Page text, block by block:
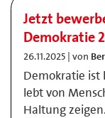
Jetzt
Demokratie
26.11.2025 | von
Demokratie ist
lebt von
Haltung